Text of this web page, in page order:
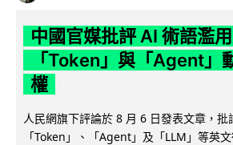
中國官媒批評 AI 術語濫
「Token」與「Agent」
權
人民網旗下評論於 8 月 6 日發表文章，批
「Token」、「Agent」及「LLM」等英